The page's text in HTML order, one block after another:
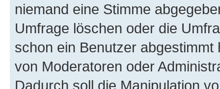
niemand eine Stimme
Umfrage löschen oder die
schon ein Benutzer
von Moderatoren oder
Dadurch soll die Manipulation